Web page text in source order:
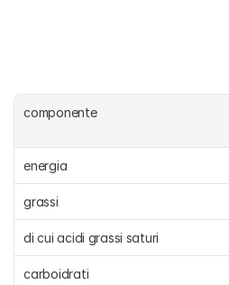
componente
energia
grassi
di cui acidi grassi saturi
carboidrati